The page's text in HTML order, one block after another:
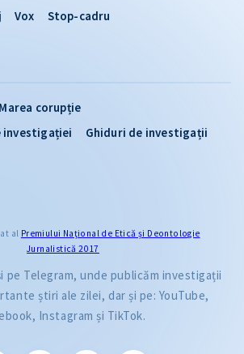
Marea corupție
investigației
Ghiduri de investigații
Vox Stop-cadru
al Premiului Naţional de Etică și Deontologie
Jurnalistică 2017
pe Telegram, unde publicăm investigații
știri ale zilei, dar și pe: YouTube,
Instagram și TikTok.